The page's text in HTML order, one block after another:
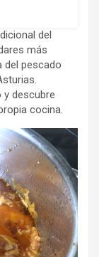
del
más
del pescado
descubre
cocina.